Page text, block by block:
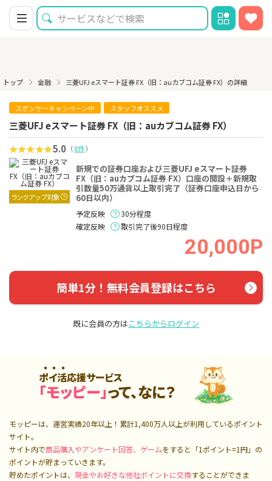
トップ 金融 三菱UFJ eスマート証券 FX（旧：auカブコム証券 FX）の詳細
スポンサーキャンペーン中 スタッフオススメ
三菱UFJ eスマート証券 FX（旧：auカブコム証券 FX）
5.0 （8件）
ランクアップ対象
新規での証券口座および三菱UFJ eスマート証券
FX（旧：auカブコム証券 FX）口座の開設＋新規取
引数量50万通貨以上取引完了（証券口座申込日から
60日以内）
予定反映
30分程度
確定反映
取引完了後90日程度
20,000P
簡単1分！無料会員登録はこちら
既に会員の方はこちらからログイン
ポイ活応援サービス
「モッピー」って、なに？
モッピーは、運営実績20年以上！累計1,400万人以上が利用しているポイント
サイト。
サイト内で商品購入やアンケート回答、ゲームをすると「1ポイント=1円」の
ポイントが貯まっていきます。
貯めたポイントは、 現金やお好きな他社ポイントに交換することができま